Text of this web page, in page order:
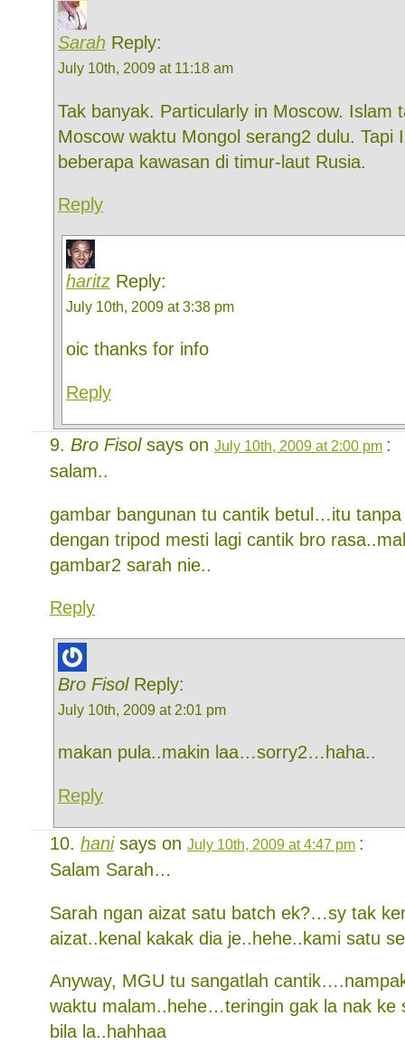
Sarah Reply:
July 10th, 2009 at 11:18 am
Tak banyak. Particularly in Moscow. Islam
Moscow waktu Mongol serang2 dulu. Tapi
beberapa kawasan di timur-laut Rusia.
Reply
haritz Reply:
July 10th, 2009 at 3:38 pm
oic thanks for info
Reply
Bro Fisolsays on July 10th, 2009 at 2:00 pm :
salam..
gambar bangunan tu cantik betul…itu
dengan tripod mesti lagi cantik bro
gambar2 sarah nie..
Reply
Bro FisolReply:
July 10th, 2009 at 2:01 pm
makan pula..makin laa…sorry2…haha..
Reply
hanisays on July 10th, 2009 at 4:47 pm :
Salam Sarah…
Sarah ngan aizat satu batch ek?…sy tak
aizat..kenal kakak dia je..hehe..kami satu
Anyway, MGU tu sangatlah
waktu malam..hehe…teringin gak la nak
bila la..hahhaa